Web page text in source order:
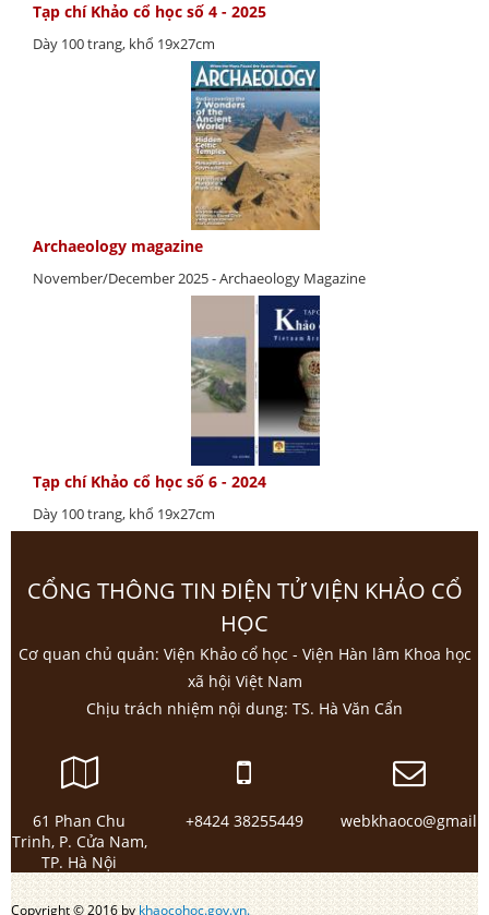
Tạp chí Khảo cổ học số 4 - 2025
Dày 100 trang, khổ 19x27cm
Archaeology magazine
November/December 2025 - Archaeology Magazine
Tạp chí Khảo cổ học số 6 - 2024
Dày 100 trang, khổ 19x27cm
CỔNG THÔNG TIN ĐIỆN TỬ VIỆN KHẢO CỔ
HỌC
Cơ quan chủ quản: Viện Khảo cổ học - Viện Hàn lâm Khoa học
xã hội Việt Nam
Chịu trách nhiệm nội dung: TS. Hà Văn Cẩn
61 Phan Chu
Trinh, P. Cửa Nam,
TP. Hà Nội
+8424 38255449
Copyright © 2016 bykhaocohoc.gov.vn.